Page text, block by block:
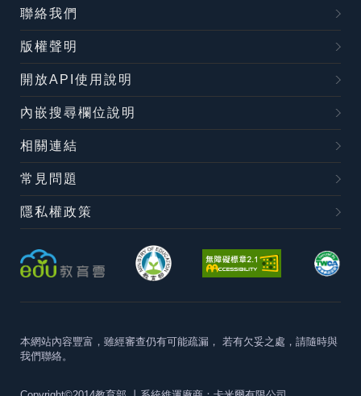
聯絡我們
版權聲明
開放API使用說明
內嵌搜尋欄位說明
相關連結
常見問題
隱私權政策
本網站內容豐富，雖經審查仍有可能疏漏， 若有欠妥之處，請隨時與
我們聯絡。